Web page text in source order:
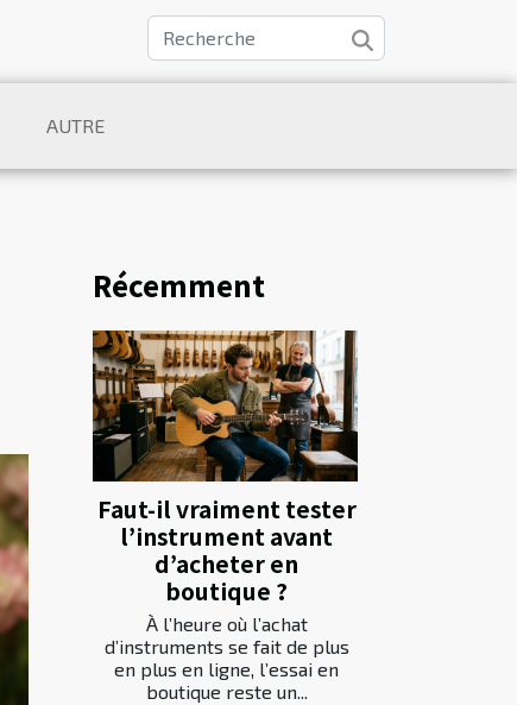
AUTRE
Récemment
Faut-il vraiment tester
l’instrument avant
d’acheter en
boutique ?
À l’heure où l’achat
d’instruments se fait de plus
en plus en ligne, l’essai en
boutique reste un...